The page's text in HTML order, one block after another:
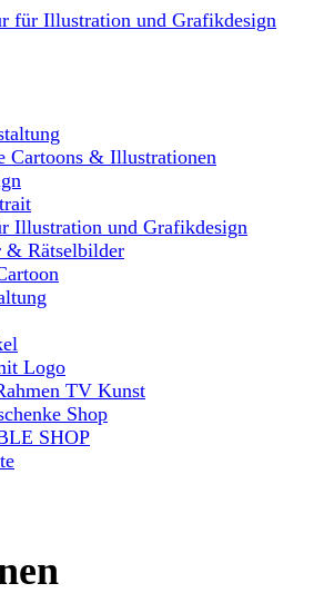
Cartoons & Illustrationen
Illustration und Grafikdesign
& Rätselbilder
Logo
TV Kunst
Shop
SHOP